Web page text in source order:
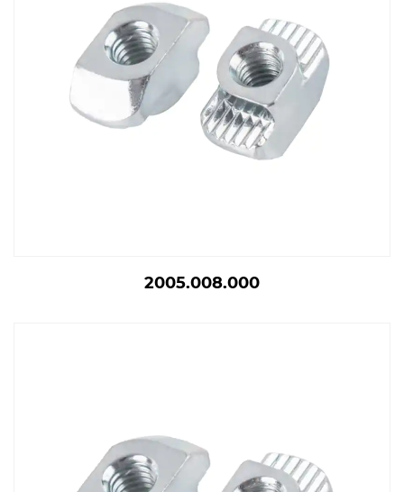
2005.008.000